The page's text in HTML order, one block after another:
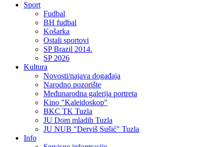
Sport
Fudbal
BH fudbal
Košarka
Ostali sportovi
SP Brazil 2014.
SP 2026
Kultura
Novosti/najava događaja
Narodno pozorište
Međunarodna galerija portreta
Kino "Kaleidoskop"
BKC TK Tuzla
JU Dom mladih Tuzla
JU NUB "Derviš Sušić" Tuzla
Info